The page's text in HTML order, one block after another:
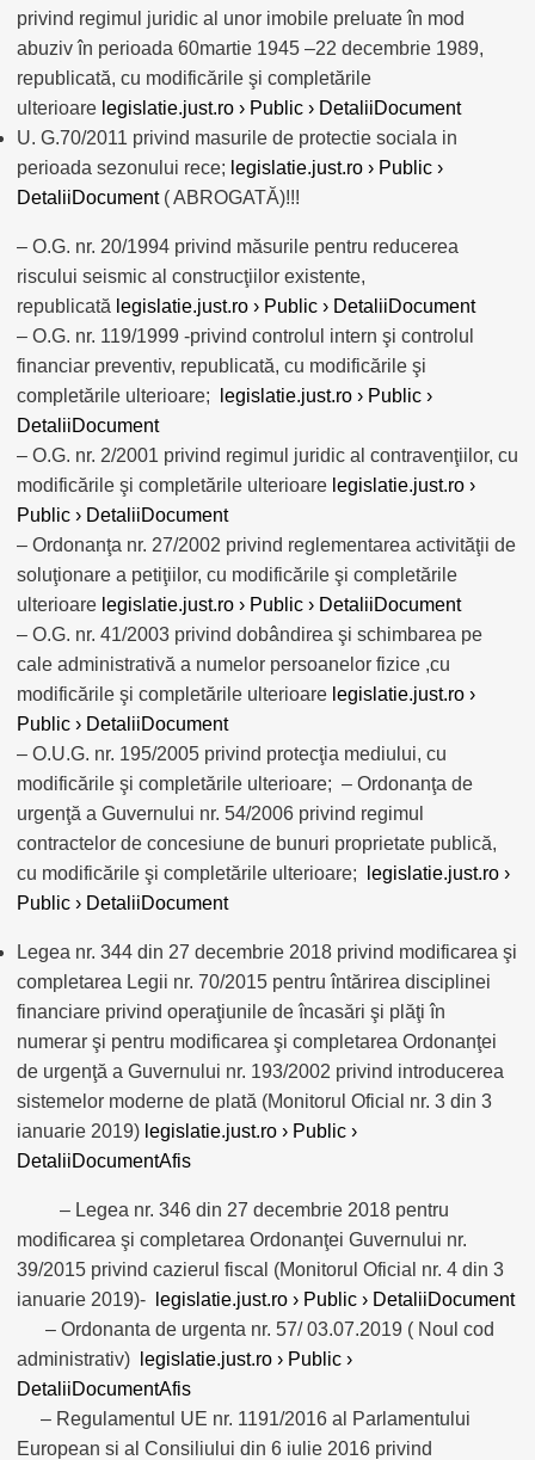
privind regimul juridic al unor imobile preluate în mod
abuziv în perioada 60martie 1945 –22 decembrie 1989,
republicată, cu modificările şi completările
ulterioare legislatie.just.ro › Public › DetaliiDocument
U. G.70/2011 privind masurile de protectie sociala in
perioada sezonului rece; legislatie.just.ro › Public ›
DetaliiDocument( ABROGATĂ)!!!
– O.G. nr. 20/1994 privind măsurile pentru reducerea
riscului seismic al construcţiilor existente,
republicată legislatie.just.ro › Public › DetaliiDocument
– O.G. nr. 119/1999 -privind controlul intern şi controlul
financiar preventiv, republicată, cu modificările şi
completările ulterioare;
legislatie.just.ro › Public ›
DetaliiDocument
– O.G. nr. 2/2001 privind regimul juridic al contravenţiilor, cu
modificările şi completările ulterioare legislatie.just.ro ›
Public › DetaliiDocument
– Ordonanţa nr. 27/2002 privind reglementarea activităţii de
soluţionare a petiţiilor, cu modificările şi completările
ulterioare legislatie.just.ro › Public › DetaliiDocument
– O.G. nr. 41/2003 privind dobândirea şi schimbarea pe
cale administrativă a numelor persoanelor fizice ,cu
modificările şi completările ulterioare legislatie.just.ro ›
Public › DetaliiDocument
– O.U.G. nr. 195/2005 privind protecţia mediului, cu
modificările şi completările ulterioare; – Ordonanţa de
urgenţă a Guvernului nr. 54/2006 privind regimul
contractelor de concesiune de bunuri proprietate publică,
cu modificările şi completările ulterioare;
legislatie.just.ro ›
Public › DetaliiDocument
Legea nr. 344 din 27 decembrie 2018 privind modificarea şi
completarea Legii nr. 70/2015 pentru întărirea disciplinei
financiare privind operaţiunile de încasări şi plăţi în
numerar şi pentru modificarea şi completarea Ordonanţei
de urgenţă a Guvernului nr. 193/2002 privind introducerea
sistemelor moderne de plată (Monitorul Oficial nr. 3 din 3
ianuarie 2019) legislatie.just.ro › Public ›
DetaliiDocumentAfis
– Legea nr. 346 din 27 decembrie 2018 pentru
modificarea şi completarea Ordonanţei Guvernului nr.
39/2015 privind cazierul fiscal (Monitorul Oficial nr. 4 din 3
ianuarie 2019)-
legislatie.just.ro › Public › DetaliiDocument
– Ordonanta de urgenta nr. 57/ 03.07.2019 ( Noul cod
administrativ)
legislatie.just.ro › Public ›
DetaliiDocumentAfis
– Regulamentul UE nr. 1191/2016 al Parlamentului
European si al Consiliului din 6 iulie 2016 privind